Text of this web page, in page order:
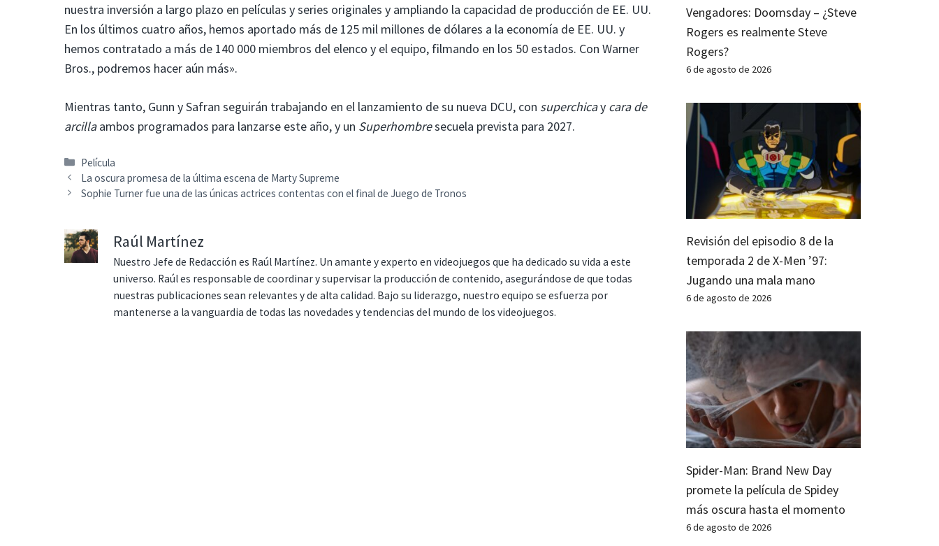
nuestra inversión a largo plazo en películas y series originales y ampliando la capacidad de producción de EE. UU.
En los últimos cuatro años, hemos aportado más de 125 mil millones de dólares a la economía de EE. UU. y
hemos contratado a más de 140 000 miembros del elenco y el equipo, filmando en los 50 estados. Con Warner
Bros., podremos hacer aún más».
Mientras tanto, Gunn y Safran seguirán trabajando en el lanzamiento de su nueva DCU, con superchicay cara de
arcillaambos programados para lanzarse este año, y un Superhombresecuela prevista para 2027.
Categorías
Película
La oscura promesa de la última escena de Marty Supreme
Sophie Turner fue una de las únicas actrices contentas con el final de Juego de Tronos
Raúl Martínez
Nuestro Jefe de Redacción es Raúl Martínez. Un amante y experto en videojuegos que ha dedicado su vida a este
universo. Raúl es responsable de coordinar y supervisar la producción de contenido, asegurándose de que todas
nuestras publicaciones sean relevantes y de alta calidad. Bajo su liderazgo, nuestro equipo se esfuerza por
mantenerse a la vanguardia de todas las novedades y tendencias del mundo de los videojuegos.
Vengadores: Doomsday – ¿Steve
Rogers es realmente Steve
Rogers?
6 de agosto de 2026
Revisión del episodio 8 de la
temporada 2 de X-Men ’97:
Jugando una mala mano
6 de agosto de 2026
Spider-Man: Brand New Day
promete la película de Spidey
más oscura hasta el momento
6 de agosto de 2026